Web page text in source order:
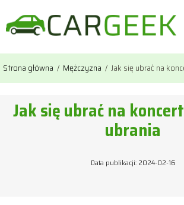
Strona główna / Mężczyzna / Jak się ubrać na
Jak się ubrać na
ubrania
Data publikacji: 2024-02-16